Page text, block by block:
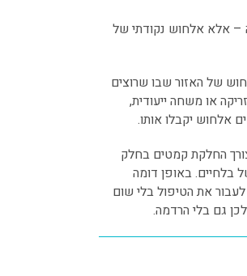
– אלא אלחוש נקודתי של
של האזור שבו שרוצים
או משחה ייעודית,
אלחוש יקבלו אותו.
החלקת קמטים בחלק
באופן דומה
את הטיפול בלי שום
גם בלי הרדמה.